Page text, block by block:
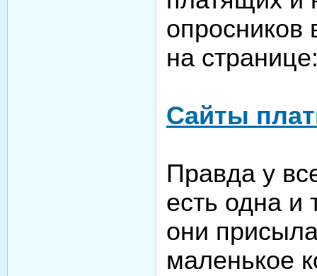
опросников
на
Сайты
Правда у
есть одна и
они
маленькое